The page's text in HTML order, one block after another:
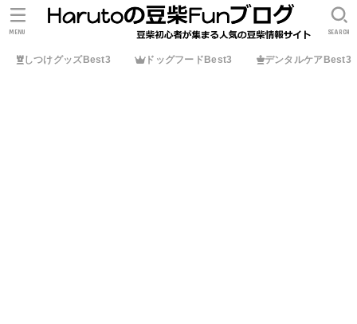
しつけグッズBest3 ドッグフードBest3 デンタルケアBest3
SEARCH
MENU